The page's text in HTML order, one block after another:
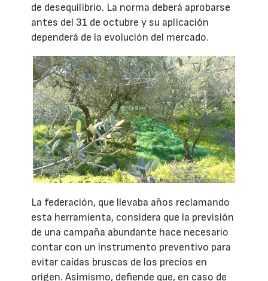
de desequilibrio. La norma deberá aprobarse
antes del 31 de octubre y su aplicación
dependerá de la evolución del mercado.
La federación, que llevaba años reclamando
esta herramienta, considera que la previsión
de una campaña abundante hace necesario
contar con un instrumento preventivo para
evitar caídas bruscas de los precios en
origen. Asimismo, defiende que, en caso de